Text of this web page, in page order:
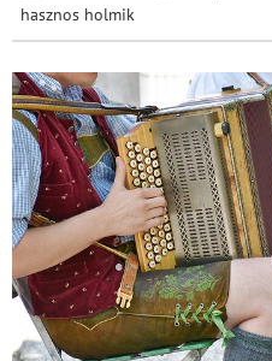
hasznos holmik